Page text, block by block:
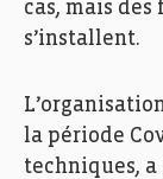
cas, mais
s’installent.
la période
techniques,